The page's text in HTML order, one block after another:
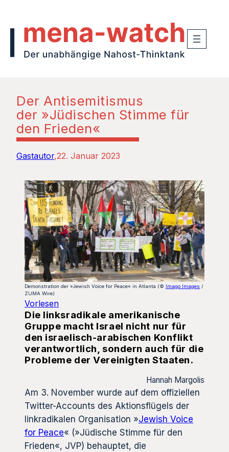
Der Antisemitismus
der »Jüdischen Stimme für
den Frieden«
Gastautor 22. Januar 2023
Demonstration der »Jewish Voice for Peace« in Atlanta (© Imago Images /
ZUMA Wire)
Vorlesen
Die linksradikale amerikanische
Gruppe macht Israel nicht nur für
den israelisch-arabischen Konflikt
verantwortlich, sondern auch für die
Probleme der Vereinigten Staaten.
Hannah Margolis
Am 3. November wurde auf dem offiziellen
Twitter-Accounts des Aktionsflügels der
linkradikalen Organisation »Jewish Voice
for Peace« (»Jüdische Stimme für den
Frieden«, JVP) behauptet, die